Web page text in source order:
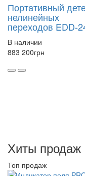
Портативный
нелинейных
переходов EDD-
В наличии
883 200грн
Хиты продаж
Топ продаж